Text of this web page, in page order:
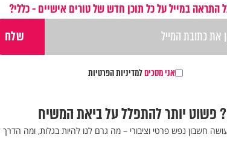
התראה במייל על כל תוכן חדש של טורים אישיים - כללי?
אני מסכיםלמדיניות הפרטיות
פשוט יותר להתפלל על ביאת המשיח
חשבון נפש פרטי וציבורי – מה גרם לנו להיות בגלות, ומה